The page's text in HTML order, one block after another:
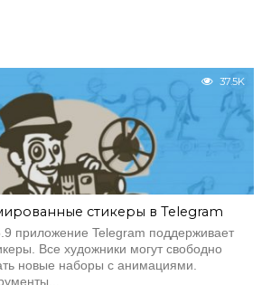
37.5K
стикеры в Telegram
приложение Telegram поддерживает
Все художники могут свободно
новые наборы с анимациями.